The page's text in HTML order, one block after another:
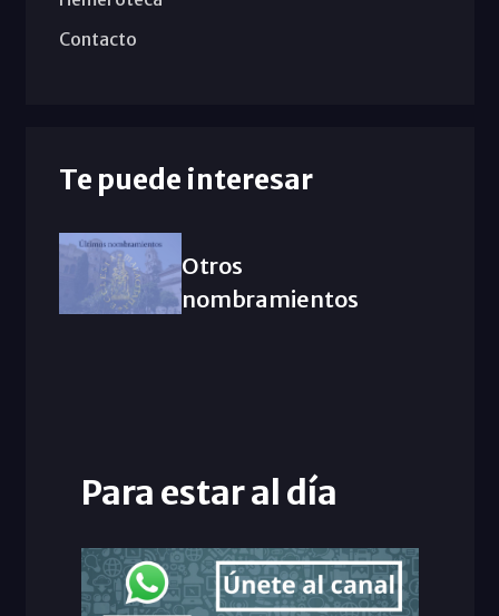
Contacto
Te puede interesar
Otros
nombramientos
Para estar al día